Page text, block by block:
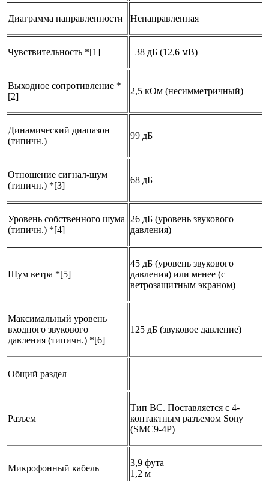
Диаграмма направленности Ненаправленная
Чувствительность *[1] –38 дБ (12,6 мВ)
Выходное сопротивление *
[2]
2,5 кОм (несимметричный)
Динамический диапазон
(типичн.)
99 дБ
Отношение сигнал-шум
(типичн.) *[3]
68 дБ
Уровень собственного шума
(типичн.) *[4]
26 дБ (уровень звукового
давления)
Шум ветра *[5]
45 дБ (уровень звукового
давления) или менее (с
ветрозащитным экраном)
Максимальный уровень
входного звукового
давления (типичн.) *[6]
125 дБ (звуковое давление)
Общий раздел
Разъем
Тип BC. Поставляется с 4-
контактным разъемом Sony
(SMC9-4P)
Микрофонный кабель
3,9 фута
1,2 м